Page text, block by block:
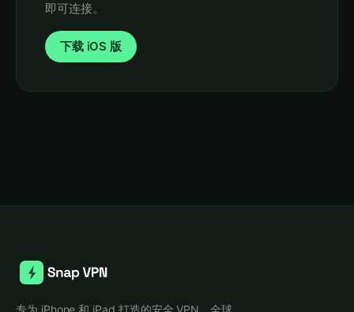
即可连接。
下载 iOS 版
专为 iPhone 和 iPad 打造的安全 VPN。全球